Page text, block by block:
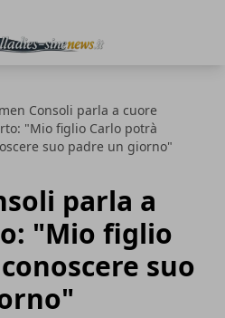
Consoli parla a cuore
"Mio figlio Carlo potrà
suo padre un giorno"
parla a
"Mio figlio
suo